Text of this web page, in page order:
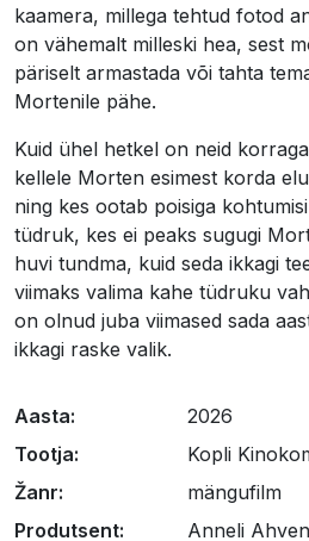
kaamera, millega tehtud fotod
on vähemalt milleski hea, sest
päriselt armastada või tahta
Mortenile pähe.
Kuid ühel hetkel on neid
kellele Morten esimest korda
ning kes ootab poisiga
tüdruk, kes ei peaks sugugi
huvi tundma, kuid seda ikkagi
viimaks valima kahe tüdruku
on olnud juba viimased sada
ikkagi raske valik.
Aasta:
2026
Tootja:
Kopli
Žanr:
mängufilm
Produtsent:
Anneli Ahven